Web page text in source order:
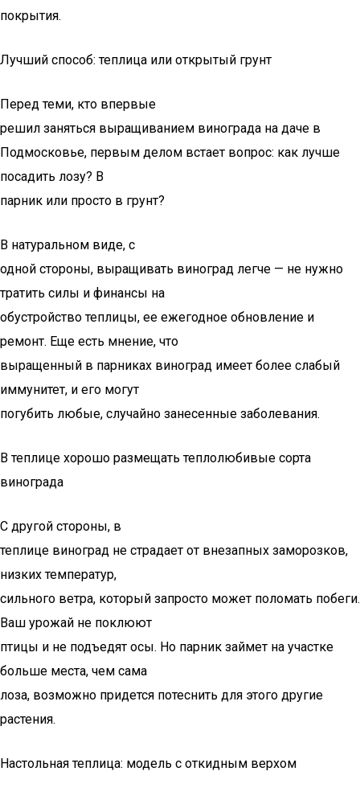
покрытия.
Лучший способ: теплица или открытый грунт
Перед теми, кто впервые
решил заняться выращиванием винограда на даче в
Подмосковье, первым делом встает вопрос: как лучше
посадить лозу? В
парник или просто в грунт?
В натуральном виде, с
одной стороны, выращивать виноград легче — не нужно
тратить силы и финансы на
обустройство теплицы, ее ежегодное обновление и
ремонт. Еще есть мнение, что
выращенный в парниках виноград имеет более слабый
иммунитет, и его могут
погубить любые, случайно занесенные заболевания.
В теплице хорошо размещать теплолюбивые сорта
винограда
С другой стороны, в
теплице виноград не страдает от внезапных заморозков,
низких температур,
сильного ветра, который запросто может поломать побеги.
Ваш урожай не поклюют
птицы и не подъедят осы. Но парник займет на участке
больше места, чем сама
лоза, возможно придется потеснить для этого другие
растения.
Настольная теплица: модель с откидным верхом